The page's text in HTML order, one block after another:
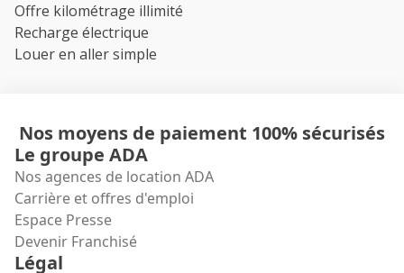
Offre kilométrage illimité
Recharge électrique
Louer en aller simple
Nos moyens de paiement 100% sécurisés
Le groupe ADA
Nos agences de location ADA
Carrière et offres d'emploi
Espace Presse
Devenir Franchisé
Légal